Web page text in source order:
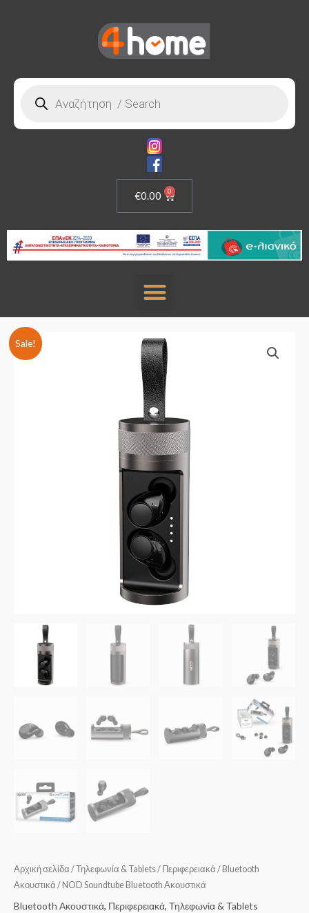
€0.00 0
Sale!
Αρχική σελίδα /Τηλεφωνία & Tablets/ Περιφερειακά / Bluetooth
Ακουστικά / NOD Soundtube Bluetooth Ακουστικά
Bluetooth Ακουστικά, Περιφερειακά, Τηλεφωνία & Tablets